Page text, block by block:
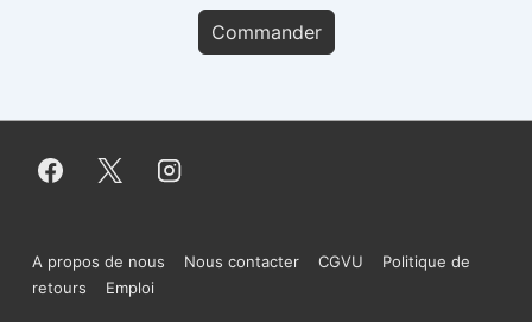
Commander
Menu
A propos de nous Nous contacter CGVU
Politique de
retours
Emploi